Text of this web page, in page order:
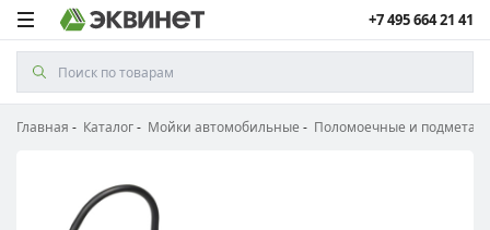
+7 495 664 21 41
Главная Каталог Мойки автомобильные Поломоечные и